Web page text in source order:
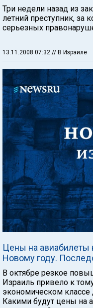
Три недели назад из
летний преступник, за
серьезных
13.11.2008 07:32 // В Израиле
Цены на авиабилеты
Новому году.
В октябре резкое
Израиль привело к
экономическом классе
Какими будут цены на